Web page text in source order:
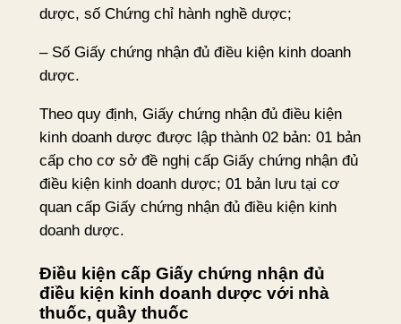
dược, số Chứng chỉ hành nghề dược;
– Số Giấy chứng nhận đủ điều kiện kinh doanh
dược.
Theo quy định, Giấy chứng nhận đủ điều kiện
kinh doanh dược được lập thành 02 bản: 01 bản
cấp cho cơ sở đề nghị cấp Giấy chứng nhận đủ
điều kiện kinh doanh dược; 01 bản lưu tại cơ
quan cấp Giấy chứng nhận đủ điều kiện kinh
doanh dược.
Điều kiện cấp Giấy chứng nhận đủ
điều kiện kinh doanh dược với nhà
thuốc, quầy thuốc